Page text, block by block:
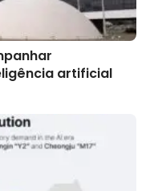
artificial